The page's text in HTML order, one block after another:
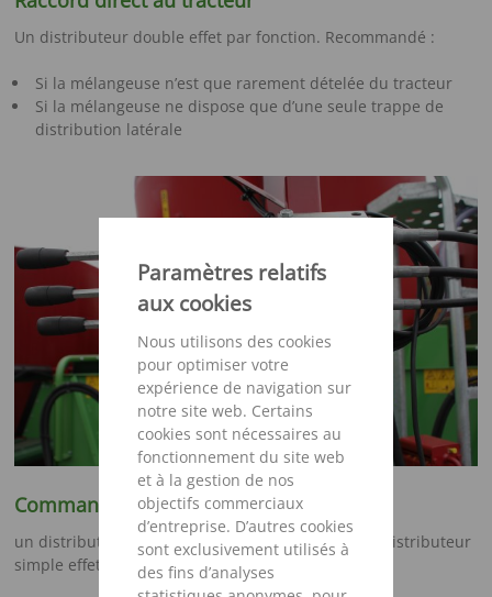
Paramètres relatifs
aux cookies
Nous utilisons des cookies
pour optimiser votre
expérience de navigation sur
notre site web. Certains
cookies sont nécessaires au
fonctionnement du site web
et à la gestion de nos
objectifs commerciaux
d’entreprise. D’autres cookies
sont exclusivement utilisés à
des fins d’analyses
Un distributeur double effet par fonction. Recommandé :
Si la mélangeuse n’est que rarement dételée du tracteur
Si la mélangeuse ne dispose que d’une seule trappe de
distribution latérale
Commande par câble Bowden
un distributeur double effet sur le tracteur ou un distributeur
simple effet avec retour libre. Recommandé :